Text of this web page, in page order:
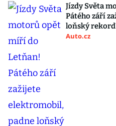
Jízdy Světa
Pátého září
loňský
Auto.cz